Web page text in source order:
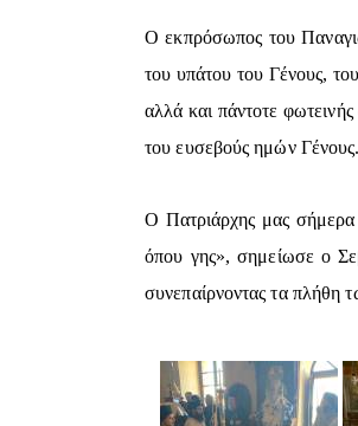
Ο εκπρόσωπος του
του υπάτου του Γένους,
αλλά και πάντοτε
του ευσεβούς ημών Γένους.
Ο Πατριάρχης μας σήμερα
όπου γης», σημείωσε ο
συνεπαίρνοντας τα πλήθη